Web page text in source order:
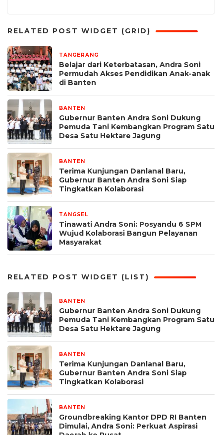
RELATED POST WIDGET (GRID)
TANGERANG
Belajar dari Keterbatasan, Andra Soni
Permudah Akses Pendidikan Anak-anak
di Banten
BANTEN
Gubernur Banten Andra Soni Dukung
Pemuda Tani Kembangkan Program Satu
Desa Satu Hektare Jagung
BANTEN
Terima Kunjungan Danlanal Baru,
Gubernur Banten Andra Soni Siap
Tingkatkan Kolaborasi
TANGSEL
Tinawati Andra Soni: Posyandu 6 SPM
Wujud Kolaborasi Bangun Pelayanan
Masyarakat
RELATED POST WIDGET (LIST)
BANTEN
Gubernur Banten Andra Soni Dukung
Pemuda Tani Kembangkan Program Satu
Desa Satu Hektare Jagung
BANTEN
Terima Kunjungan Danlanal Baru,
Gubernur Banten Andra Soni Siap
Tingkatkan Kolaborasi
BANTEN
Groundbreaking Kantor DPD RI Banten
Dimulai, Andra Soni: Perkuat Aspirasi